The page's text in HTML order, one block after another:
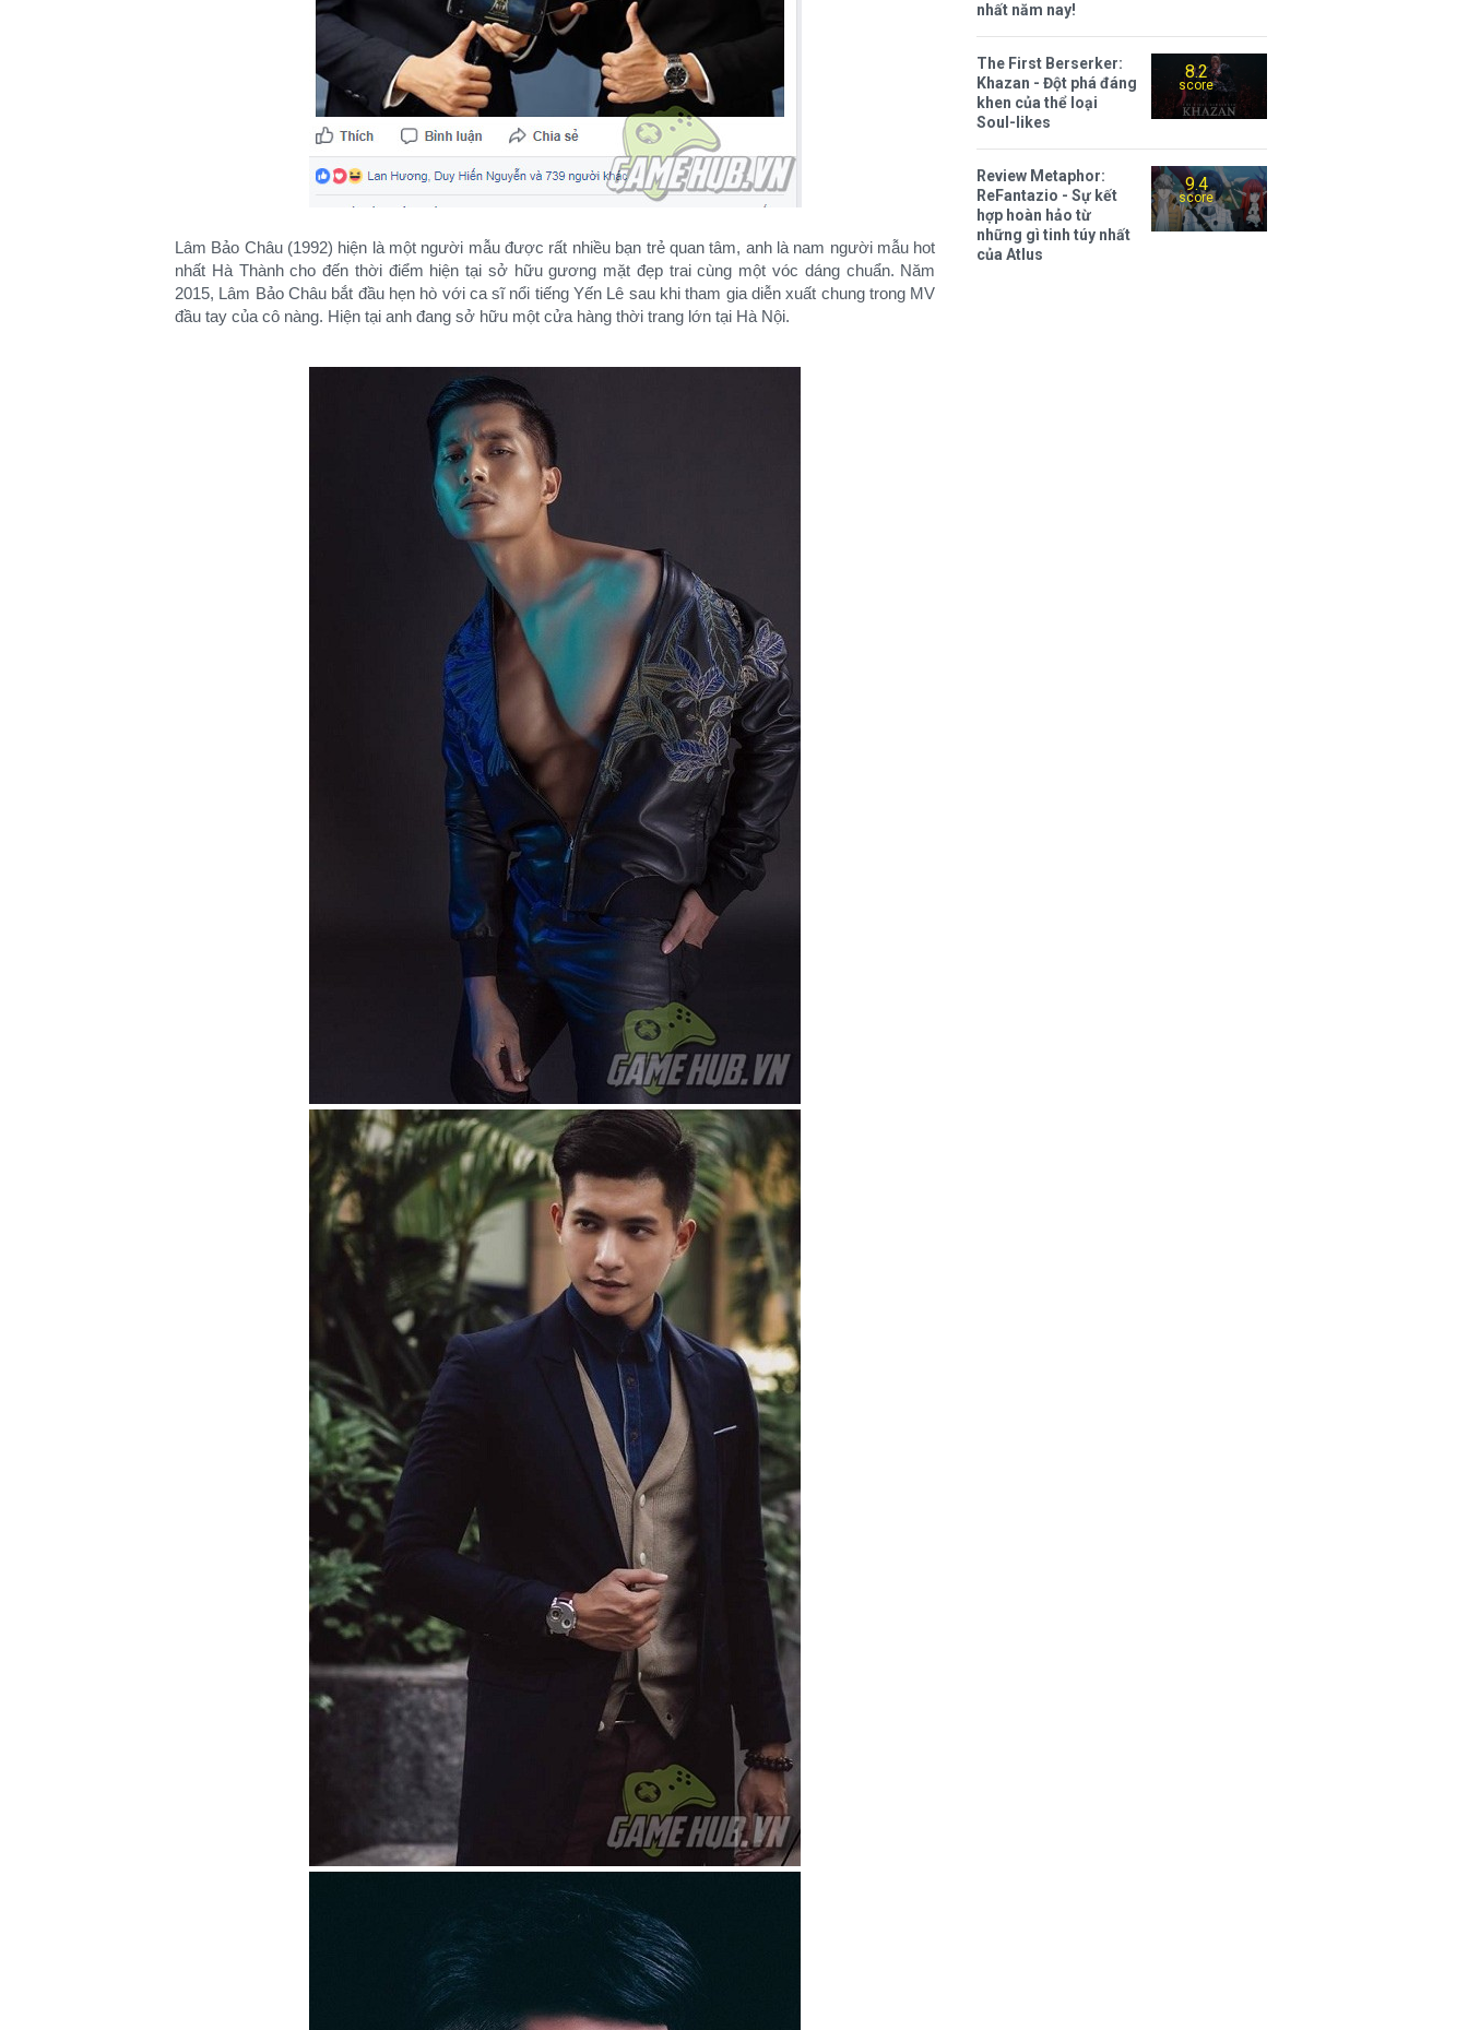
Lâm Bảo Châu (1992) hiện là một người mẫu được rất nhiều bạn trẻ quan tâm, anh là nam người mẫu hot
nhất Hà Thành cho đến thời điểm hiện tại sở hữu gương mặt đẹp trai cùng một vóc dáng chuẩn. Năm
2015, Lâm Bảo Châu bắt đầu hẹn hò với ca sĩ nổi tiếng Yến Lê sau khi tham gia diễn xuất chung trong MV
đầu tay của cô nàng. Hiện tại anh đang sở hữu một cửa hàng thời trang lớn tại Hà Nội.
nhất năm nay!
8.2
score
The First Berserker:
Khazan - Đột phá đáng
khen của thể loại
Soul-likes
9.4
score
Review Metaphor:
ReFantazio - Sự kết
hợp hoàn hảo từ
những gì tinh túy nhất
của Atlus